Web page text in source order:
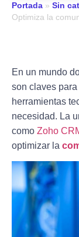
Portada » Sin
Optimiza la
En un mundo
son claves
herramientas
necesidad. La
como Zoho
optimizar la